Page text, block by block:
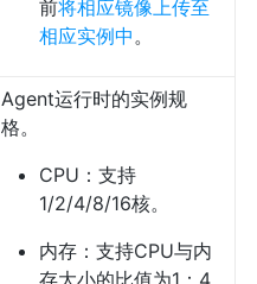
前将相应镜像上传至
相应实例中 。
Agent运行时的实例规
格。
CPU：支持
1/2/4/8/16核。
内存：支持CPU与内
存大小的比值为1：4